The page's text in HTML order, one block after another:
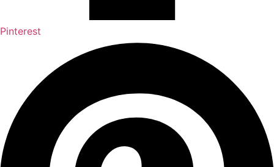
Pinterest